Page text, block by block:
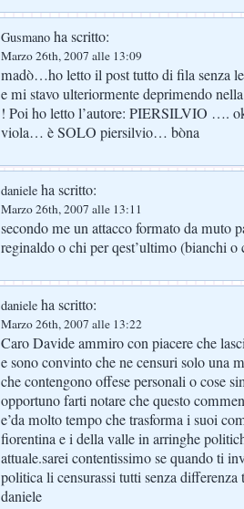
Gusmano ha scritto:
Marzo 26th, 2007 alle 13:09
madò…ho letto il post tutto di fila senza
e mi stavo ulteriormente deprimendo
! Poi ho letto l’autore: PIERSILVIO ….
viola… è SOLO piersilvio… bòna
daniele ha scritto:
Marzo 26th, 2007 alle 13:11
secondo me un attacco formato da muto
reginaldo o chi per qest’ultimo (bianchi o
daniele ha scritto:
Marzo 26th, 2007 alle 13:22
Caro Davide ammiro con piacere che
e sono convinto che ne censuri solo una
che contengono offese personali o cose
opportuno farti notare che questo
e’da molto tempo che trasforma i suoi
fiorentina e i della valle in arringhe
attuale.sarei contentissimo se quando ti
politica li censurassi tutti senza differenza
daniele